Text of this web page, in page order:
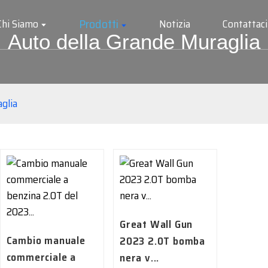
Siamo Prodotti Notizia Contattaci
Auto della Grande Muraglia
Cambio manuale
commerciale a
Great Wall Gun
2023 2.0T bomba
nera v...